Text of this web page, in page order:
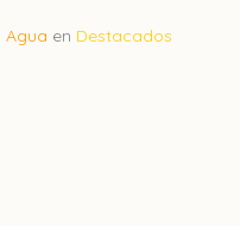
Agua en Destacados